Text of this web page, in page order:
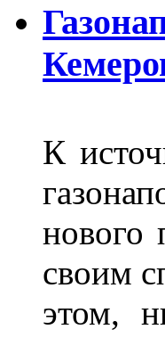
К
нового
своим
этом,